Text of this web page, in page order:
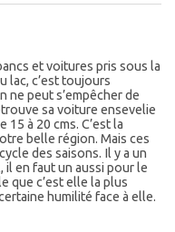
et voitures pris sous la
lac, c’est toujours
ne peut s’empêcher de
sa voiture ensevelie
à 20 cms. C’est la
belle région. Mais ces
des saisons. Il y a un
en faut un aussi pour le
que c’est elle la plus
humilité face à elle.